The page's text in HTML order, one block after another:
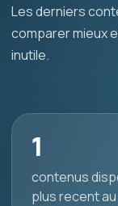
Les derniers
comparer mieux
inutile.
1
contenus
plus recent